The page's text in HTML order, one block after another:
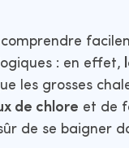
: en effet,
les grosses
de chlore et de
de se baigner